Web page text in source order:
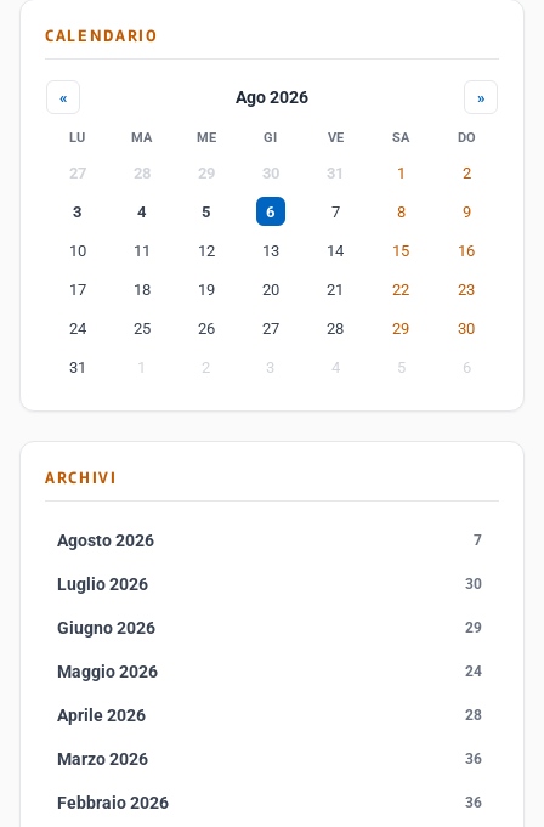
CALENDARIO
« Ago 2026 »
LU MA ME GI VE SA DO
27 28 29 30 31 1 2
3 4 5 6 7 8 9
10 11 12 13 14 15 16
17 18 19 20 21 22 23
24 25 26 27 28 29 30
31 1 2 3 4 5 6
ARCHIVI
Agosto 2026 7
Luglio 2026 30
Giugno 2026 29
Maggio 2026 24
Aprile 2026 28
Marzo 2026 36
Febbraio 2026 36